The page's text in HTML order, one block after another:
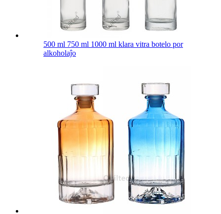
500 ml 750 ml 1000 ml klara vitra botelo por
alkoholaĵo